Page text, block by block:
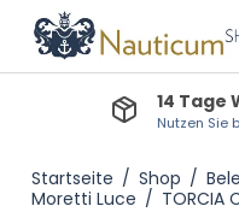
14
Nutzen Sie
Startseite / Shop /
Moretti Luce / TORCIA